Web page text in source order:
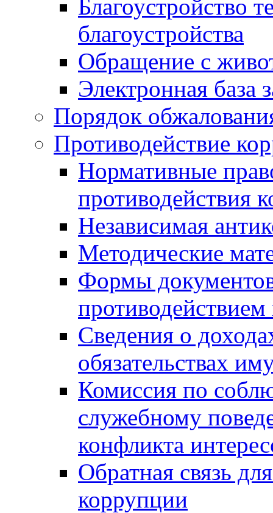
Благоустройство
благоустройства
Обращение с
Электронная база
Порядок
Противодействие
Нормативные
противодействия
Независимая
Методические
Формы
Сведения о
обязательствах
Комиссия по
служебному
конфликта
Обратная связь
коррупции